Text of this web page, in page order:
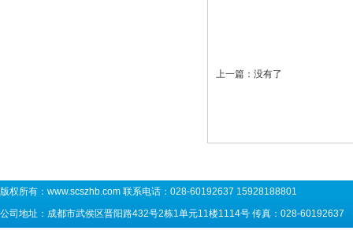
上一篇：没有了
版权所有： www.scszhb.com 联系电话：028-60192637 15928188801
公司地址：成都市武侯区晋阳路432号2栋1单元11楼1114号 传真：028-